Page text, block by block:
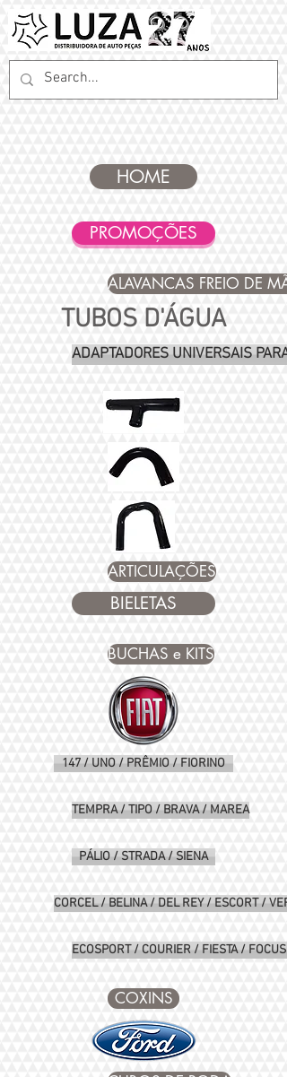
HOME
PROMOÇÕES
ALAVANCAS FREIO DE
TUBOS D'ÁGUA
ADAPTADORES UNIVERSAIS
ARTICULAÇÕES
BIELETAS
BUCHAS e KITS
147 / UNO / PRÊMIO / FIORINO
TEMPRA / TIPO / BRAVA / MAREA
PÁLIO / STRADA / SIENA
CORCEL / BELINA / DEL REY / ESCORT /
ECOSPORT / COURIER / FIESTA / FOCUS
COXINS